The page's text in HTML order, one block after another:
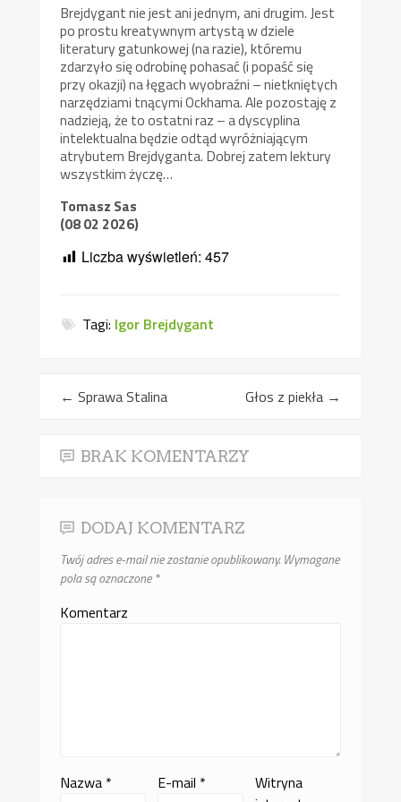
Brejdygant nie jest ani jednym, ani drugim. Jest
po prostu kreatywnym artystą w dziele
literatury gatunkowej (na razie), któremu
zdarzyło się odrobinę pohasać (i popaść się
przy okazji) na łęgach wyobraźni – nietkniętych
narzędziami tnącymi Ockhama. Ale pozostaję z
nadzieją, że to ostatni raz – a dyscyplina
intelektualna będzie odtąd wyróżniającym
atrybutem Brejdyganta. Dobrej zatem lektury
wszystkim życzę…
Tomasz Sas
(08 02 2026)
Liczba wyświetleń: 457
Tagi: Igor Brejdygant
← Sprawa Stalina Głos z piekła →
BRAK KOMENTARZY
DODAJ KOMENTARZ
Twój adres e-mail nie zostanie opublikowany.Wymagane
pola są oznaczone*
Komentarz
Nazwa * E-mail *
Witryna